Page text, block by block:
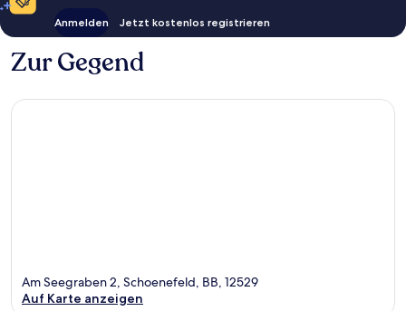
Anmelden Jetzt kostenlos registrieren
Zur Gegend
Am Seegraben 2, Schoenefeld, BB, 12529
Auf Karte anzeigen